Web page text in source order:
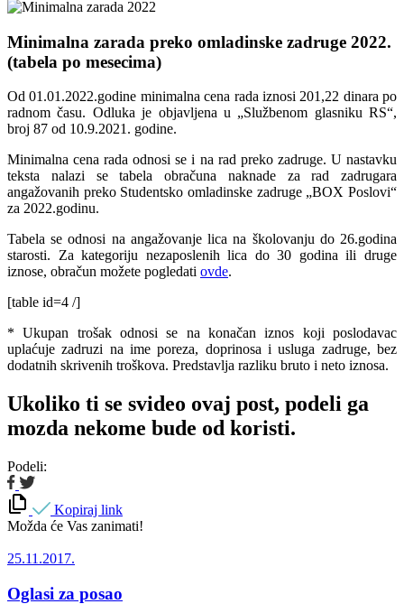
Minimalna zarada preko omladinske zadruge 2022.
(tabela po mesecima)
Od 01.01.2022.godine minimalna cena rada iznosi 201,22 dinara po
radnom času. Odluka je objavljena u „Službenom glasniku RS“,
broj 87 od 10.9.2021. godine.
Minimalna cena rada odnosi se i na rad preko zadruge. U nastavku
teksta nalazi se tabela obračuna naknade za rad zadrugara
angažovanih preko Studentsko omladinske zadruge „BOX Poslovi“
za 2022.godinu.
Tabela se odnosi na angažovanje lica na školovanju do 26.godina
starosti. Za kategoriju nezaposlenih lica do 30 godina ili druge
iznose, obračun možete pogledati ovde.
[table id=4 /]
* Ukupan trošak odnosi se na konačan iznos koji poslodavac
uplaćuje zadruzi na ime poreza, doprinosa i usluga zadruge, bez
dodatnih skrivenih troškova. Predstavlja razliku bruto i neto iznosa.
Ukoliko ti se svideo ovaj post, podeli ga
mozda nekome bude od koristi.
Podeli:
Kopiraj link
Možda će Vas zanimati!
25.11.2017.
Oglasi za posao